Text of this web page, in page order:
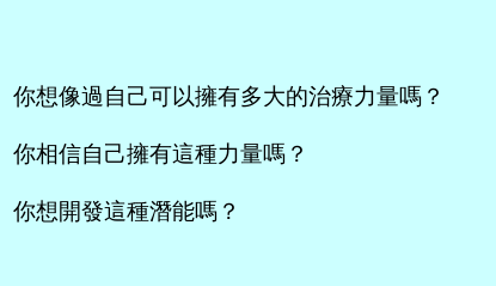
你想像過自己可以擁有多大的治療力量嗎？
你相信自己擁有這種力量嗎？
你想開發這種潛能嗎？